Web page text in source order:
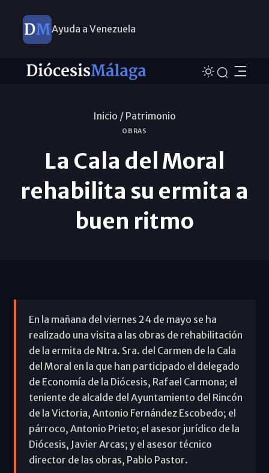
Ayuda a Venezuela
Inicio / Patrimonio
OBRAS
La Cala del Moral
rehabilita su ermita a
buen ritmo
En la mañana del viernes 24 de mayo se ha
realizado una visita a las obras de rehabilitación
de la ermita de Ntra. Sra. del Carmen de la Cala
del Moral en la que han participado el delegado
de Economía de la Diócesis, Rafael Carmona; el
teniente de alcalde del Ayuntamiento del Rincón
de la Victoria, Antonio Fernández Escobedo; el
párroco, Antonio Prieto; el asesor jurídico de la
Diócesis, Javier Arcas; y el asesor técnico
director de las obras, Pablo Pastor.